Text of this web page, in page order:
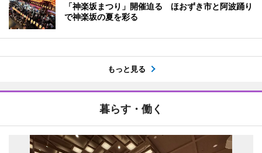
「神楽坂まつり」開催迫る ほおずき市と阿波踊り
で神楽坂の夏を彩る
もっと見る
暮らす・働く